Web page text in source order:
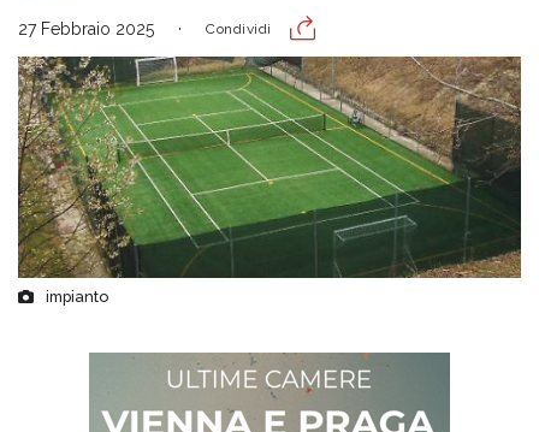
27 Febbraio 2025 Condividi
impianto